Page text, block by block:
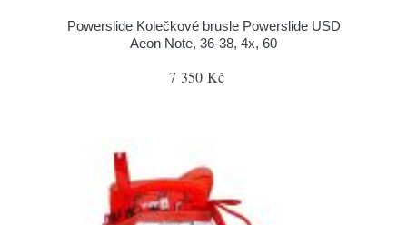
Powerslide Kolečkové brusle Powerslide USD
Aeon Note, 36-38, 4x, 60
7 350 Kč